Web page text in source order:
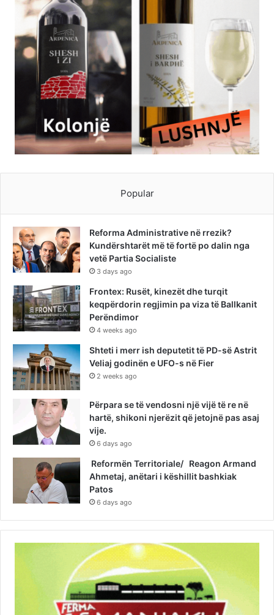
Popular
Reforma Administrative në rrezik?
Kundërshtarët më të fortë po dalin nga
vetë Partia Socialiste
3 days ago
Frontex: Rusët, kinezët dhe turqit
keqpërdorin regjimin pa viza të Ballkanit
Perëndimor
4 weeks ago
Shteti i merr ish deputetit të PD-së Astrit
Veliaj godinën e UFO-s në Fier
2 weeks ago
Përpara se të vendosni një vijë të re në
hartë, shikoni njerëzit që jetojnë pas asaj
vije.
6 days ago
Reformën Territoriale/ Reagon Armand
Ahmetaj, anëtari i këshillit bashkiak
Patos
6 days ago